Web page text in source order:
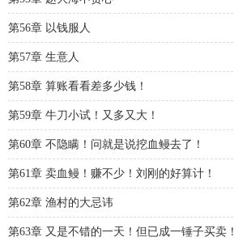
第56章 以钱服人
第57章 生意人
第58章 算账看看差多少钱！
第59章 牛刀小试！又多又大！
第60章 不隐瞒！问就是说挖血鳗去了！
第61章 卖血鳗！赚不少！刘刚的好算计！
第62章 渔村的大忌讳
第63章 又是不错的一天！但已成一锤子买卖！